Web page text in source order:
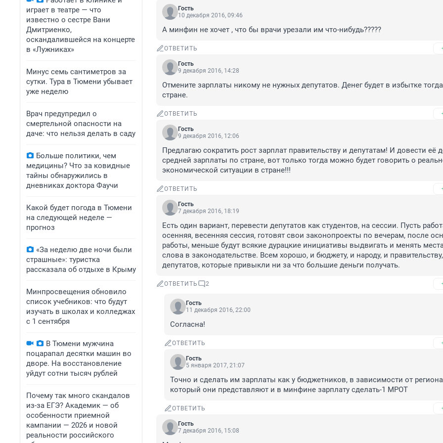
играет в театре — что
известно о сестре Вани
Дмитриенко,
оскандалившейся на концерте
в «Лужниках»
Минус семь сантиметров за
сутки. Тура в Тюмени убывает
уже неделю
Врач предупредил о
смертельной опасности на
даче: что нельзя делать в саду
Больше политики, чем
медицины? Что за ковидные
тайны обнаружились в
дневниках доктора Фаучи
Какой будет погода в Тюмени
на следующей неделе —
прогноз
«За неделю две ночи были
страшные»: туристка
рассказала об отдыхе в Крыму
Минпросвещения обновило
список учебников: что будут
изучать в школах и колледжах
с 1 сентября
В Тюмени мужчина
поцарапал десятки машин во
дворе. На восстановление
уйдут сотни тысяч рублей
Почему так много скандалов
из-за ЕГЭ? Академик — об
особенности приемной
кампании — 2026 и новой
реальности российского
Гость
10 декабря 2016, 09:46
А минфин не хочет , что бы врачи урезали им что-нибудь?????
ОТВЕТИТЬ
Гость
9 декабря 2016, 14:28
Отмените зарплаты никому не нужных депутатов. Денег будет в избытке
стране.
ОТВЕТИТЬ
Гость
9 декабря 2016, 12:06
Предлагаю сократить рост зарплат правительству и депутатам! И довести её
средней зарплаты по стране, вот только тогда можно будет говорить о
экономической ситуации в стране!!!
ОТВЕТИТЬ
Гость
7 декабря 2016, 18:19
Есть один вариант, перевести депутатов как студентов, на сессии. Пусть
осенняя, весенняя сессия, готовят свои законопроекты по вечерам, после
работы, меньше будут всякие дурацкие инициативы выдвигать и менять
слова в законодательстве. Всем хорошо, и бюджету, и народу, и
депутатов, которые привыкли ни за что большие деньги получать.
ОТВЕТИТЬ 2
Гость
11 декабря 2016, 22:00
Согласна!
ОТВЕТИТЬ
Гость
5 января 2017, 21:07
Точно и сделать им зарплаты как у бюджетников, в зависимости от
который они представляют и в минфине зарплату сделать-1 МРОТ
ОТВЕТИТЬ
Гость
7 декабря 2016, 15:08